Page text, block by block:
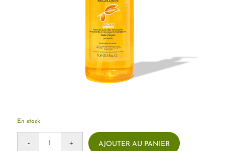
En stock
AJOUTER AU PANIER